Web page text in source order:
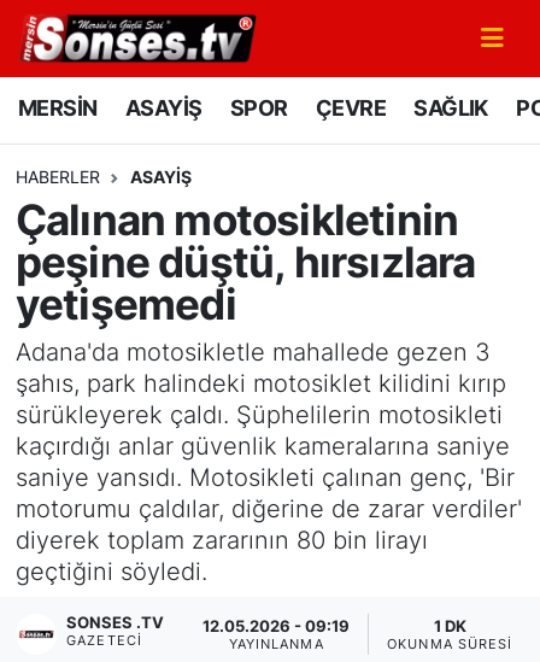
MERSİN ASAYİŞ SPOR ÇEVRE SAĞLIK
HABERLER ASAYİŞ
Çalınan motosikletinin
peşine düştü, hırsızlara
yetişemedi
Adana'da motosikletle mahallede gezen 3
şahıs, park halindeki motosiklet kilidini kırıp
sürükleyerek çaldı. Şüphelilerin motosikleti
kaçırdığı anlar güvenlik kameralarına saniye
saniye yansıdı. Motosikleti çalınan genç, 'Bir
motorumu çaldılar, diğerine de zarar verdiler'
diyerek toplam zararının 80 bin lirayı
geçtiğini söyledi.
SONSES .TV
GAZETECI
12.05.2026 - 09:19
YAYINLANMA
1 DK
OKUNMA SÜRESI
MERSİN
SPOR
GÜNÜN MANŞETİ
DÜNYA
KÜLTÜR - SANAT
MAGAZİN
SAĞLIK
Siyaset
YEREL HABER
Mersin Nöbetçi Eczaneler
Mersin Namaz Vakitleri
Mersin Trafik Yoğunluk Haritası
Süper Lig Puan Durumu ve Fikstür
Tüm Manşetler
Son Dakika Haberleri
Haber Arşivi